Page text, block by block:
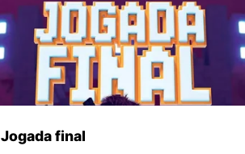
Jogada final